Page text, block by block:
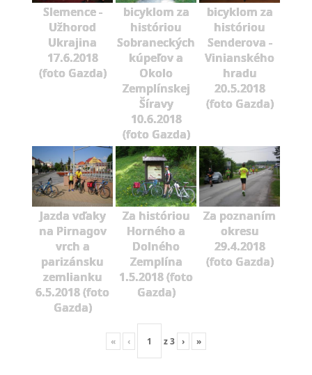
Slemence -
Užhorod
Ukrajina
17.6.2018
(foto Gazda)
bicyklom za
históriou
Sobraneckých
kúpeľov a
Okolo
Zemplínskej
Šíravy
10.6.2018
(foto Gazda)
bicyklom za
históriou
Senderova -
Vinianského
hradu
20.5.2018
(foto Gazda)
Jazda vďaky
na Pirnagov
vrch a
parizánsku
zemlianku
6.5.2018 (foto
Gazda)
Za históriou
Horného a
Dolného
Zemplína
1.5.2018 (foto
Gazda)
Za poznaním
okresu
29.4.2018
(foto Gazda)
« ‹ z3 › »